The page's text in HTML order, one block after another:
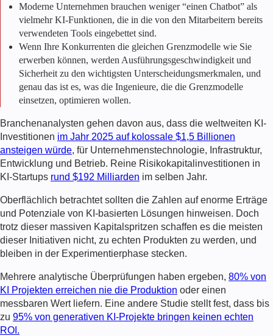
Moderne Unternehmen brauchen weniger “einen Chatbot” als
vielmehr KI-Funktionen, die in die von den Mitarbeitern bereits
verwendeten Tools eingebettet sind.
Wenn Ihre Konkurrenten die gleichen Grenzmodelle wie Sie
erwerben können, werden Ausführungsgeschwindigkeit und
Sicherheit zu den wichtigsten Unterscheidungsmerkmalen, und
genau das ist es, was die Ingenieure, die die Grenzmodelle
einsetzen, optimieren wollen.
Branchenanalysten gehen davon aus, dass die weltweiten KI-
Investitionen im Jahr 2025 auf kolossale $1,5 Billionen
ansteigen würde, für Unternehmenstechnologie, Infrastruktur,
Entwicklung und Betrieb. Reine Risikokapitalinvestitionen in
KI-Startups rund $192 Milliarden im selben Jahr.
Oberflächlich betrachtet sollten die Zahlen auf enorme Erträge
und Potenziale von KI-basierten Lösungen hinweisen. Doch
trotz dieser massiven Kapitalspritzen schaffen es die meisten
dieser Initiativen nicht, zu echten Produkten zu werden, und
bleiben in der Experimentierphase stecken.
Mehrere analytische Überprüfungen haben ergeben, 80% von
KI Projekten erreichen nie die Produktion oder einen
messbaren Wert liefern. Eine andere Studie stellt fest, dass bis
zu 95% von generativen KI-Projekte bringen keinen echten
ROI .